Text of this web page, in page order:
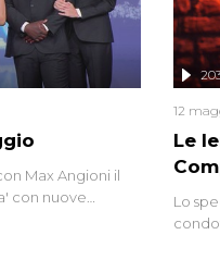
Max Angioni il
con nuove
Le
12
Lo